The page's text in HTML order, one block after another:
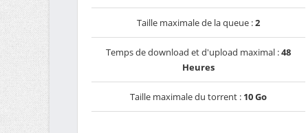
Taille maximale de la queue :2
Temps de download et d'upload maximal :48
Heures
Taille maximale du torrent : 10 Go